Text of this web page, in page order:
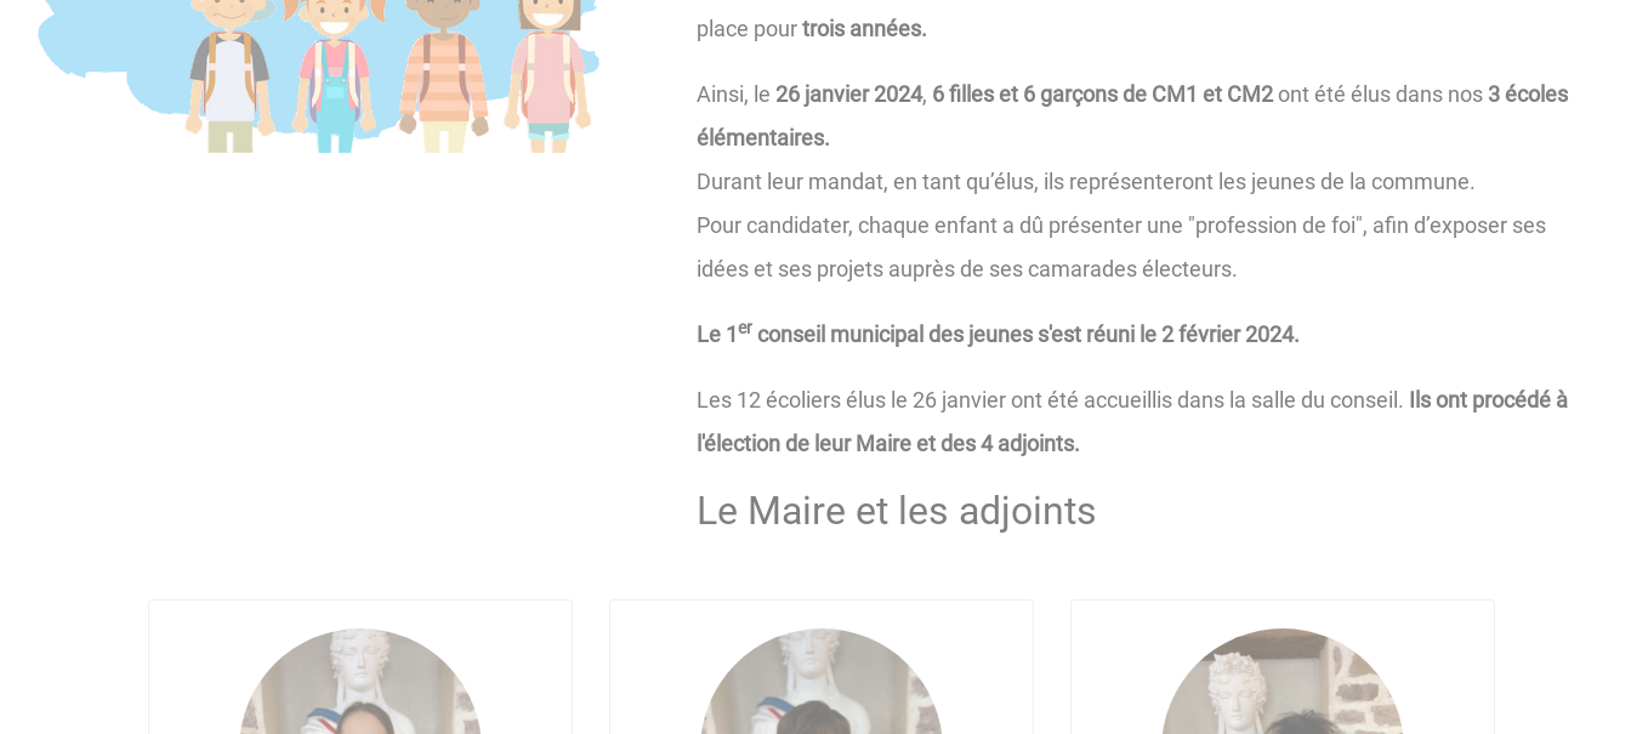
place pourtrois années.
Ainsi, le 26 janvier 2024, 6 filles et 6 garçons de CM1 et CM2ont été élus dans nos 3 écoles
élémentaires.
Durant leur mandat, en tant qu’élus, ils représenteront les jeunes de la commune.
Pour candidater, chaque enfant a dû présenter une "profession de foi", afin d’exposer ses
idées et ses projets auprès de ses camarades électeurs.
Le 1erconseil municipal des jeunes s'est réuni le 2 février 2024.
Les 12 écoliers élus le 26 janvier ont été accueillis dans la salle du conseil. Ils ont procédé à
l'élection de leur Maire et des 4 adjoints.
Le Maire et les adjoints